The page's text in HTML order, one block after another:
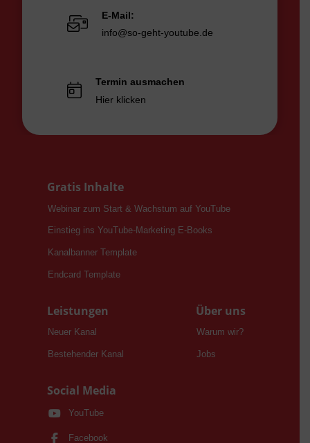
E-Mail:
info@so-geht-youtube.de
Termin ausmachen
Hier klicken
Gratis Inhalte
Webinar zum Start & Wachstum auf YouTube
Einstieg ins YouTube-Marketing E-Books
Kanalbanner Template
Endcard Template
Leistungen
Neuer Kanal
Bestehender Kanal
Über uns
Warum wir?
Jobs
Social Media
YouTube
Facebook